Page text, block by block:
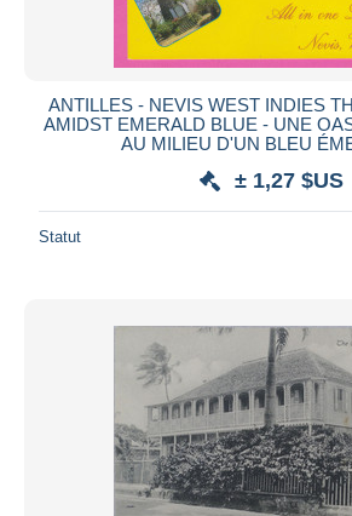
ANTILLES - NEVIS WEST INDIES
AMIDST EMERALD BLUE - UNE
AU MILIEU D'UN BLEU
± 1,27 $US
Statut